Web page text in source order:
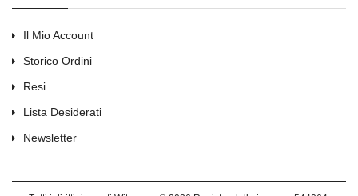
Il Mio Account
Storico Ordini
Resi
Lista Desiderati
Newsletter